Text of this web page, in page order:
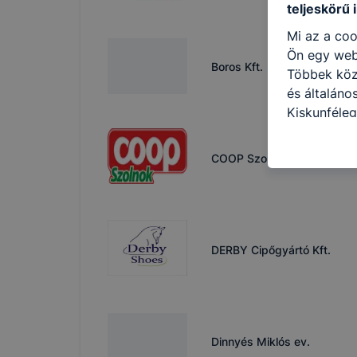
Boros Kft.
COOP Szolnok Zrt.
DERBY Cipőgyártó Kft.
Dinnyés Miklós ev.
teljeskörű
Mi az a
Ön egy
Többek
és
cookie-
honlap
a cookie-
lesznek